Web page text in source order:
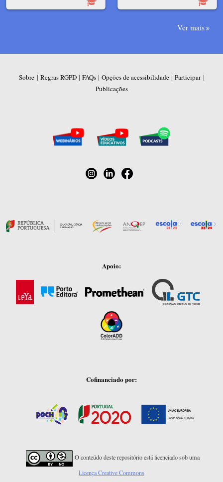
Ver mais
Sobre | Regras RGPD| FAQs| Opções de acessibilidade| Participar|
Publicações
Apoio:
Cofinanciado por:
O conteúdo deste repositório está licenciado sob uma
Licença Creative Commons